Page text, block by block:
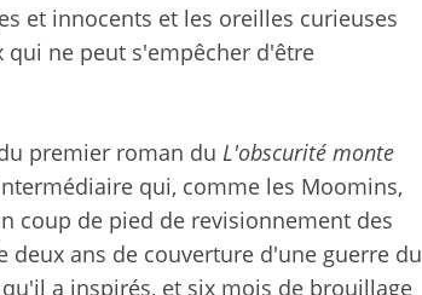
et innocents et les oreilles curieuses
qui ne peut s'empêcher d'être
premier roman du L'obscurité monte
qui, comme les Moomins,
coup de pied de revisionnement des
ans de couverture d'une guerre du
a inspirés, et six mois de brouillage